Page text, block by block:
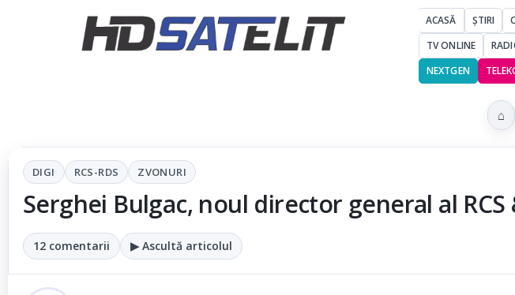
ACASĂ ȘTIRI
TV ONLINE
NEXTGEN
⌂
DIGI RCS-RDS ZVONURI
Serghei Bulgac, noul director general al RCS
12 comentarii ▶ Ascultă articolul